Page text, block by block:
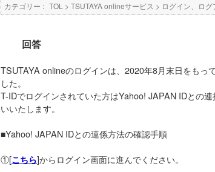
カテゴリー : TOL > TSUTAYA onlineサービス > ログイン、ロ
回答
TSUTAYA onlineのログインは、2020年8月末日をもっ
した。
T-IDでログインされていた方はYahoo! JAPAN IDとの
いいたします。
■Yahoo! JAPAN IDとの連係方法の確認手順
①[こちら]からログイン画面に進んでください。